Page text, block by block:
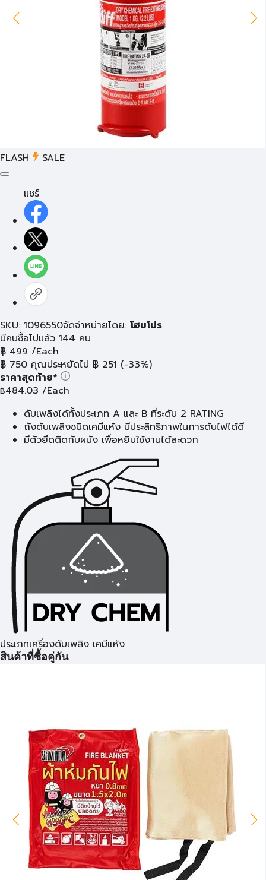
FLASH SALE
แชร์
SKU: 1096550จัดจำหน่ายโดย: โฮมโปร
มีคนซื้อไปแล้ว 144 คน
฿ 499 /Each
฿ 750 คุณประหยัดไป ฿ 251 (-33%)
ราคาสุดท้าย*
฿484.03 /Each
ดับเพลิงได้ทั้งประเภท A และ B ที่ระดับ 2 RATING
ถังดับเพลิงชนิดเคมีแห้ง มีประสิทธิภาพในการดับไฟได้ดี
มีตัวยึดติดกับผนัง เพื่อหยิบใช้งานได้สะดวก
ประเภทเครื่องดับเพลิง เคมีแห้ง
สินค้าที่ซื้อคู่กัน